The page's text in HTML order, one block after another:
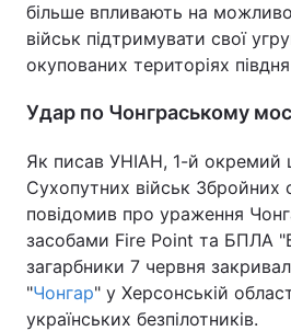
більше впливають на
військ підтримувати свої
окупованих територіях
Удар по Чонграському
Як писав УНІАН, 1-й окремий
Сухопутних військ Збройних
повідомив про ураження
засобами Fire Point та БПЛА
загарбники 7 червня
"Чонгар" у Херсонській
українських безпілотників.